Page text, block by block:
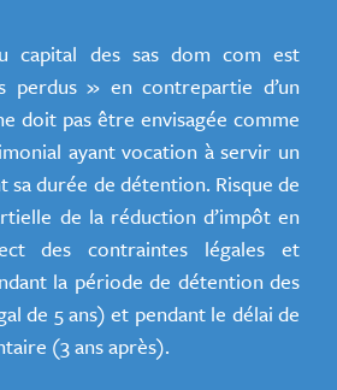
capital des sas dom com est
perdus » en contrepartie d’un
doit pas être envisagée comme
ayant vocation à servir un
sa durée de détention. Risque de
de la réduction d’impôt en
des contraintes légales et
la période de détention des
de 5 ans) et pendant le délai de
(3 ans après).